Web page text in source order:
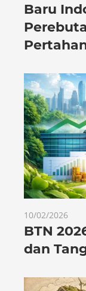
Baru
10/02/2026
BTN
dan